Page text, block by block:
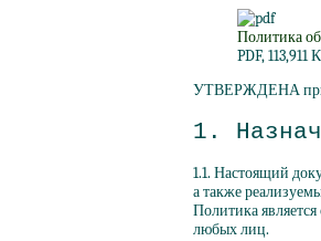
Политика
PDF, 113,911
УТВЕРЖДЕНА
1.
1.1. Настоящий
а также
Политика
любых лиц.